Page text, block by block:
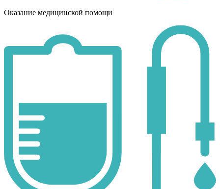
Оказание медицинской помощи